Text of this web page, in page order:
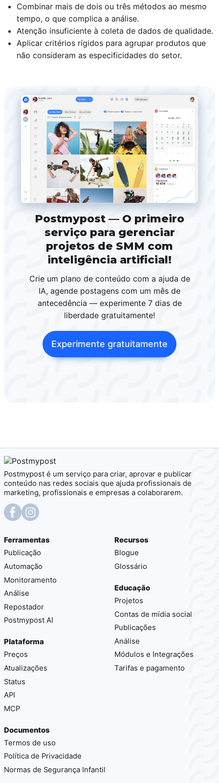
Combinar mais de dois ou três métodos ao mesmo
tempo, o que complica a análise.
Atenção insuficiente à coleta de dados de qualidade.
Aplicar critérios rígidos para agrupar produtos que
não consideram as especificidades do setor.
Postmypost — O primeiro
serviço para gerenciar
projetos de SMM com
inteligência artificial!
Crie um plano de conteúdo com a ajuda de
IA, agende postagens com um mês de
antecedência — experimente 7 dias de
liberdade gratuitamente!
Experimente gratuitamente
Postmypost é um serviço para criar, aprovar e publicar
conteúdo nas redes sociais que ajuda profissionais de
marketing, profissionais e empresas a colaborarem.
Ferramentas
Publicação
Automação
Monitoramento
Análise
Repostador
Postmypost AI
Plataforma
Preços
Atualizações
Status
API
MCP
Recursos
Blogue
Glossário
Educação
Projetos
Contas de mídia social
Publicações
Análise
Módulos e Integrações
Tarifas e pagamento
Documentos
Termos de uso
Política de Privacidade
Normas de Segurança Infantil